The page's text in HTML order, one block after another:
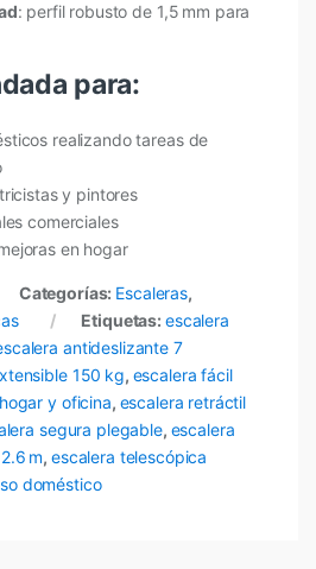
: perfil robusto de 1,5 mm para
para:
realizando tareas de
y pintores
comerciales
en hogar
Categorías: Escaleras,
Etiquetas: escalera
antideslizante 7
150 kg, escalera fácil
y oficina, escalera retráctil
segura plegable, escalera
m, escalera telescópica
doméstico